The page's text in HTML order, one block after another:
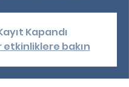
Kapandı
etkinliklere bakın